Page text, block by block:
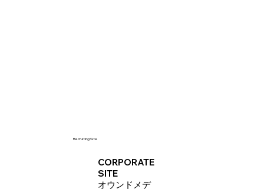
Recruiting Site
CORPORATE
SITE
オウンドメデ